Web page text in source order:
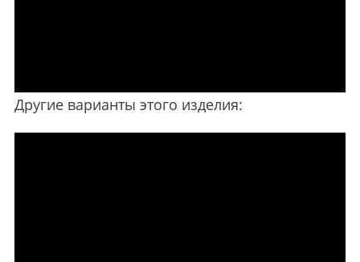
Другие варианты этого изделия: